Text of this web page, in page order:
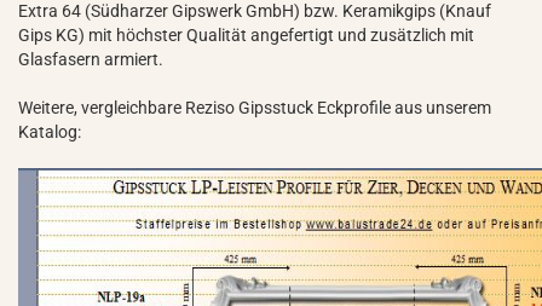
Extra 64 (Südharzer Gipswerk GmbH) bzw. Keramikgips (Knauf
Gips KG) mit höchster Qualität angefertigt und zusätzlich mit
Glasfasern armiert.
Weitere, vergleichbare Reziso Gipsstuck Eckprofile aus unserem
Katalog: